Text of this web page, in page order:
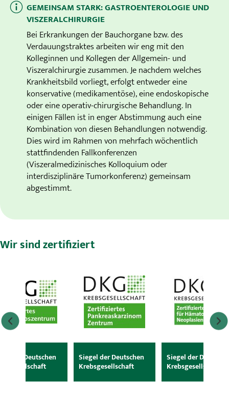
GEMEINSAM STARK: GASTROENTEROLOGIE UND
VISZERALCHIRURGIE
Bei Erkrankungen der Bauchorgane bzw. des
Verdauungstraktes arbeiten wir eng mit den
Kolleginnen und Kollegen der Allgemein- und
Viszeralchirurgie zusammen. Je nachdem welches
Krankheitsbild vorliegt, erfolgt entweder eine
konservative (medikamentöse), eine endoskopische
oder eine operativ-chirurgische Behandlung. In
einigen Fällen ist in enger Abstimmung auch eine
Kombination von diesen Behandlungen notwendig.
Dies wird im Rahmen von mehrfach wöchentlich
stattfindenden Fallkonferenzen
(Viszeralmedizinisches Kolloquium oder
interdisziplinäre Tumorkonferenz) gemeinsam
abgestimmt.
Wir sind zertifiziert
der Deutschen Siegel der Deutschen
Krebsgesellschaft
Siegel der
Krebsgesellschaft